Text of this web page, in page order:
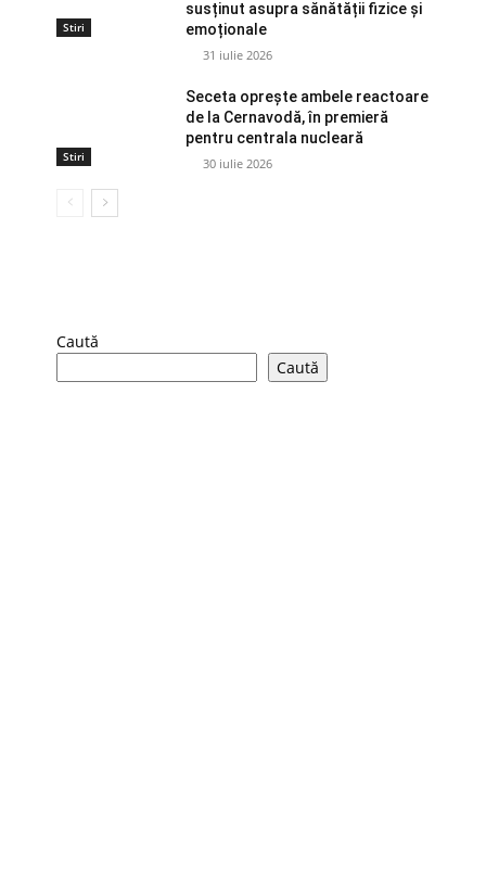
Stiri
susținut asupra sănătății fizice și
emoționale
31 iulie 2026
Stiri
Seceta oprește ambele reactoare
de la Cernavodă, în premieră
pentru centrala nucleară
30 iulie 2026
Caută
Caută